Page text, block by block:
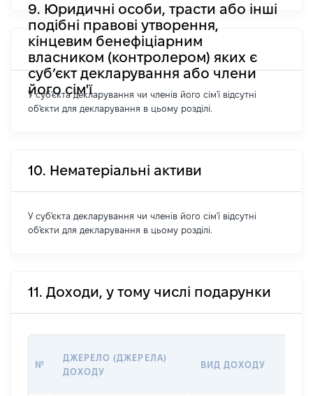
9. Юридичні особи, трасти або інші
подібні правові утворення,
кінцевим бенефіціарним
власником (контролером) яких є
суб’єкт декларування або члени
його сім'ї
У суб'єкта декларування чи членів його сім'ї відсутні
об'єкти для декларування в цьому розділі.
10. Нематеріальні активи
У суб'єкта декларування чи членів його сім'ї відсутні
об'єкти для декларування в цьому розділі.
11. Доходи, у тому числі подарунки
№
ДЖЕРЕЛО (ДЖЕРЕЛА)
ДОХОДУ
ВИД ДОХОДУ